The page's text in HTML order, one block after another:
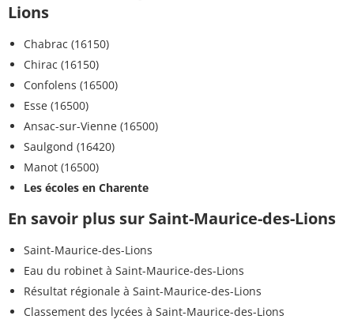
Lions
Chabrac (16150)
Chirac (16150)
Confolens (16500)
Esse (16500)
Ansac-sur-Vienne (16500)
Saulgond (16420)
Manot (16500)
Les écoles en Charente
En savoir plus sur Saint-Maurice-des-Lions
Saint-Maurice-des-Lions
Eau du robinet à Saint-Maurice-des-Lions
Résultat régionale à Saint-Maurice-des-Lions
Classement des lycées à Saint-Maurice-des-Lions